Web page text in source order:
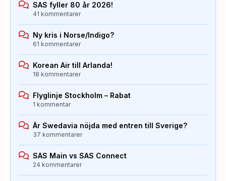
SAS fyller 80 år 2026!
41 kommentarer
Ny kris i Norse/Indigo?
61 kommentarer
Korean Air till Arlanda!
18 kommentarer
Flyglinje Stockholm – Rabat
1 kommentar
Är Swedavia nöjda med entren till Sverige?
37 kommentarer
SAS Main vs SAS Connect
24 kommentarer